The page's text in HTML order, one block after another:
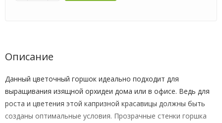
Описание
Данный цветочный горшок идеально подходит для
выращивания изящной орхидеи дома или в офисе. Ведь для
роста и цветения этой капризной красавицы должны быть
созданы оптимальные условия. Прозрачные стенки горшка